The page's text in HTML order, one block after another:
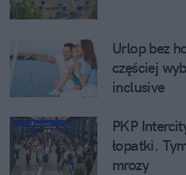
Urlop bez
częściej
inclusive
PKP
łopatki.
mrozy